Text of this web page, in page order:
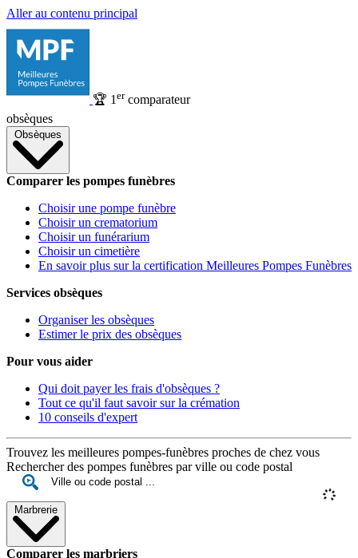
Aller au contenu principal
🏆 1 ercomparateur
obsèques
Obsèques
Comparer les pompes funèbres
Choisir une pompe funèbre
Choisir un crematorium
Choisir un funérarium
Choisir un cimetière
En savoir plus sur la certification Meilleures Pompes Funèbres
Services obsèques
Organiser les obsèques
Estimer le prix des obsèques
Pour vous aider
Qui doit payer les frais d'obsèques ?
Tout ce qu'il faut savoir sur la crémation
10 conseils d'expert
Trouvez les meilleures pompes-funèbres proches de chez vous
Rechercher des pompes funèbres par ville ou code postal
Marbrerie
Comparer les marbriers